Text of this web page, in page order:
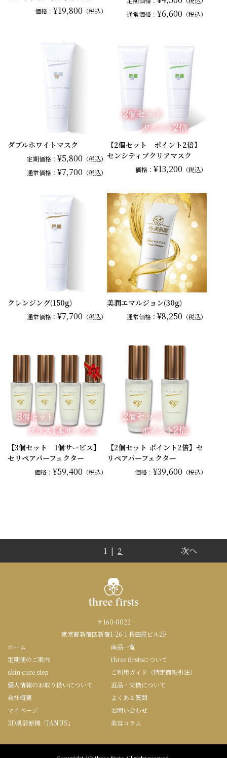
価格：¥19,800 （税込）
通常価格： ¥6,600 （税込）
ダブルホワイトマスク
定期価格：¥5,800 （税込）
通常価格：¥7,700 （税込）
【2個セット ポイント2倍】
センシティブクリアマスク
価格： ¥13,200 （税込）
クレンジング(150g)
通常価格：¥7,700 （税込）
美潤エマルジョン(30g)
通常価格： ¥8,250 （税込）
【3個セット 1個サービス】
セリペアパーフェクター
価格：¥59,400 （税込）
【2個セット ポイント2倍】セ
リペアパーフェクター
価格： ¥39,600 （税込）
1 | 2 次へ
〒160-0022
東京都新宿区新宿1-26-1 長田屋ビル2F
ホーム
商品一覧
定期便のご案内
three firstsについて
skin care step
ご利用ガイド（特定商取引法）
個人情報のお取り扱いについて
返品・交換について
会社概要
よくある質問
マイページ
お問い合わせ
3D肌診断機「JANUS」
美容コラム